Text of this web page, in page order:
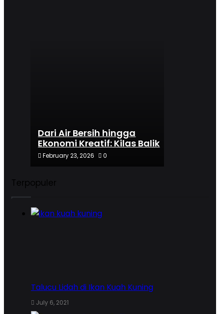
Dari Air Bersih hingga
Ekonomi Kreatif: Kilas Balik
Setahun Ambon Manise
February 23, 2026 0
Terpopuler
Talucu Lidah di Ikan Kuah Kuning
July 6, 2021